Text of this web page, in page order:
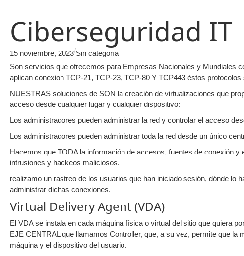
Ciberseguridad IT
15 noviembre, 2023/Sin categoría
Son servicios que ofrecemos para Empresas Nacionales y Mundiales
aplican conexion TCP-21, TCP-23, TCP-80 Y TCP443 éstos protocolos
NUESTRAS soluciones de SON la creación de virtualizaciones que
acceso desde cualquier lugar y cualquier dispositivo:
Los administradores pueden administrar la red y controlar el acceso
Los administradores pueden administrar toda la red desde un único
Hacemos que TODA la información de accesos, fuentes de conexión
intrusiones y hackeos maliciosos.
realizamo un rastreo de los usuarios que han iniciado sesión, dónde
administrar dichas conexiones.
Virtual Delivery Agent (VDA)
El VDA se instala en cada máquina física o virtual del sitio que quiera
EJE CENTRAL que llamamos Controller, que, a su vez, permite que
máquina y el dispositivo del usuario.